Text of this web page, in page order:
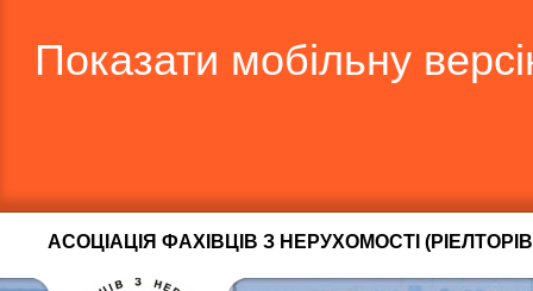
Показати мобільну
АСОЦІАЦІЯ ФАХІВЦІВ З НЕРУХОМОСТІ